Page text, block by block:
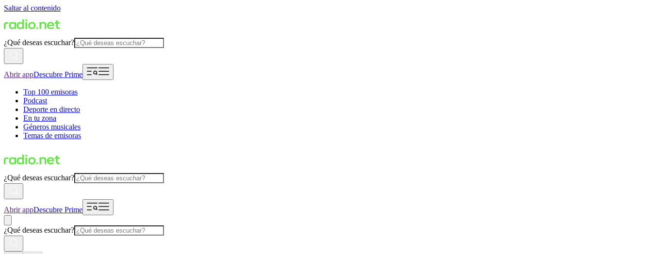
Saltar al contenido
¿Qué deseas escuchar?
Abrir appDescubre Prime
Top 100 emisoras
Podcast
Deporte en directo
En tu zona
Géneros musicales
Temas de emisoras
¿Qué deseas escuchar?
Abrir appDescubre Prime
¿Qué deseas escuchar?